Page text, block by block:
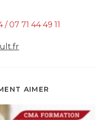
07 71 44 49 11
AIMER